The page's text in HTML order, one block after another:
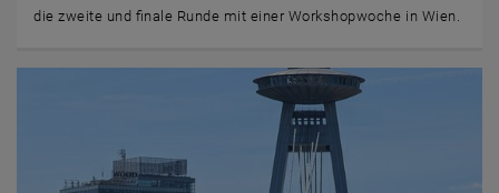
die zweite und finale Runde mit einer Workshopwoche in Wien.